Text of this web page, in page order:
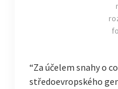
“Za účelem snahy o
středoevropského